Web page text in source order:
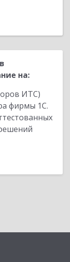
на:
ИТС)
фирмы 1С.